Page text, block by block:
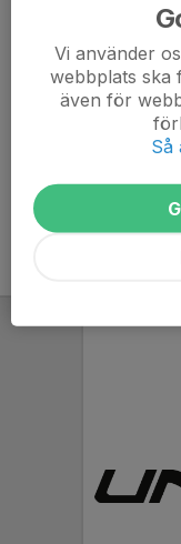
Här hamnar
att kunna börja
Vi använder
webbplats ska
även för
Så